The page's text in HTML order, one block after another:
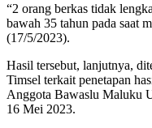
“2 orang berkas tidak
bawah 35 tahun pada saat
(17/5/2023).
Hasil tersebut, lanjutnya,
Timsel terkait penetapan
Anggota Bawaslu Maluku
16 Mei 2023.